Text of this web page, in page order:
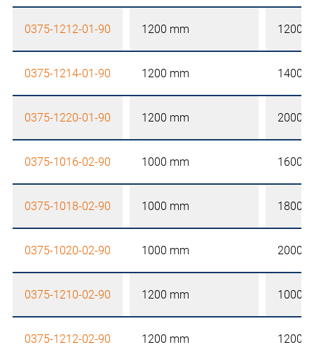
0375-1212-01-90 1200 mm 1200
0375-1214-01-90 1200 mm 1400
0375-1220-01-90 1200 mm 2000
0375-1016-02-90 1000 mm 1600
0375-1018-02-90 1000 mm 1800
0375-1020-02-90 1000 mm 2000
0375-1210-02-90 1200 mm 1000
0375-1212-02-90 1200 mm 1200